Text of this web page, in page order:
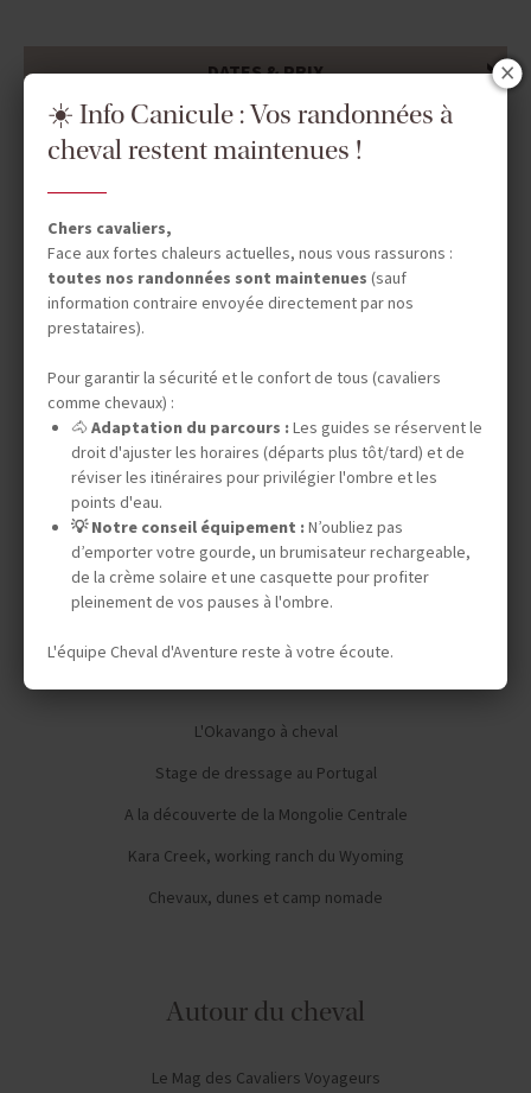
DATES & PRIX
Safaris à cheval
Séjours en ranch en Amérique du Nord
Chevauchées dans le désert
Expéditions en autonomie
Stages de dressage
Week-ends à cheval
Le top 5 de Cheval d'Aventure
L'Okavango à cheval
Stage de dressage au Portugal
A la découverte de la Mongolie Centrale
Kara Creek, working ranch du Wyoming
Chevaux, dunes et camp nomade
Autour du cheval
Le Mag des Cavaliers Voyageurs
☀️ Info Canicule : Vos randonnées à
cheval restent maintenues !
Chers cavaliers,
Face aux fortes chaleurs actuelles, nous vous rassurons :
toutes nos randonnées sont maintenues (sauf
information contraire envoyée directement par nos
prestataires).
Pour garantir la sécurité et le confort de tous (cavaliers
comme chevaux) :
🐴 Adaptation du parcours :Les guides se réservent le
droit d'ajuster les horaires (départs plus tôt/tard) et de
réviser les itinéraires pour privilégier l'ombre et les
points d'eau.
💡 Notre conseil équipement :N’oubliez pas
d’emporter votre gourde, un brumisateur rechargeable,
de la crème solaire et une casquette pour profiter
pleinement de vos pauses à l'ombre.
L'équipe Cheval d'Aventure reste à votre écoute.